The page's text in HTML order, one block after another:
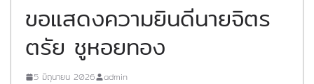
ขอแสดงความยินดีนายจิตร
ตรัย ชูหอยทอง
5 มิถุนายน 2026 admin